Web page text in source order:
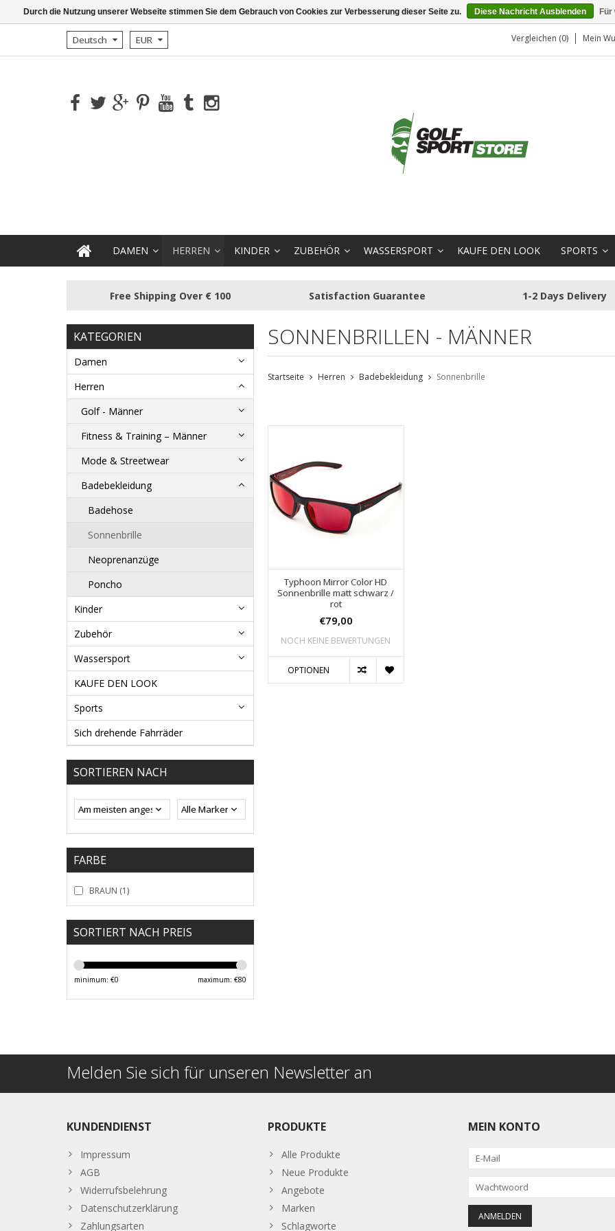
Deutsch EUR Vergleichen (0) Mein
DAMEN HERREN KINDER ZUBEHÖR WASSERSPORT KAUFE DEN LOOK SPORTS
Free Shipping Over € 100 Satisfaction Guarantee 1-2 Days Delivery
KATEGORIEN
Damen
Herren
Golf - Männer
Fitness & Training – Männer
Mode & Streetwear
Badebekleidung
Badehose
Sonnenbrille
Neoprenanzüge
Poncho
Kinder
Zubehör
Wassersport
KAUFE DEN LOOK
Sports
Sich drehende Fahrräder
SORTIEREN NACH
FARBE
BRAUN (1)
SORTIERT NACH PREIS
minimum: €0 maximum: €80
SONNENBRILLEN - MÄNNER
Startseite Herren Badebekleidung Sonnenbrille
Typhoon Mirror Color HD
Sonnenbrille matt schwarz /
rot
€79,00
NOCH KEINE BEWERTUNGEN
OPTIONEN
Melden Sie sich für unseren Newsletter an
KUNDENDIENST
Impressum
AGB
Widerrufsbelehrung
Datenschutzerklärung
Zahlungsarten
PRODUKTE
Alle Produkte
Neue Produkte
Angebote
Marken
Schlagworte
MEIN KONTO
Durch die Nutzung unserer Webseite stimmen Sie dem Gebrauch von Cookies zur Verbesserung dieser Seite zu. Diese Nachricht Ausblenden